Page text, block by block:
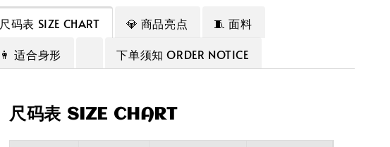
尺码表 SIZE CHART 💎 商品亮点
🧵 面料
👩 适合身形
下单须知 ORDER NOTICE
尺码表 SIZE CHART